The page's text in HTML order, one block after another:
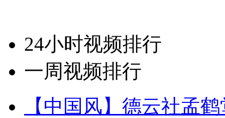
24小时视频排行
一周视频排行
【中国风】德云社孟